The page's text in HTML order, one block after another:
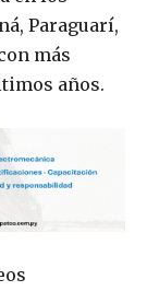
Paraguarí,
más
años.